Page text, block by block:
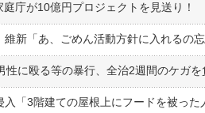
庁が10億円プロジェクトを見送り！
維新「あ、ごめん活動方針に入れるの忘